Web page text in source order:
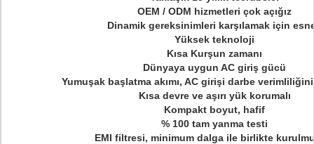
OEM / ODM hizmetleri çok açığız
Dinamik gereksinimleri karşılamak için
Yüksek teknoloji
Kısa Kurşun zamanı
Dünyaya uygun AC giriş gücü
Yumuşak başlatma akımı, AC girişi darbe
Kısa devre ve aşırı yük korumalı
Kompakt boyut, hafif
% 100 tam yanma testi
EMI filtresi, minimum dalga ile birlikte